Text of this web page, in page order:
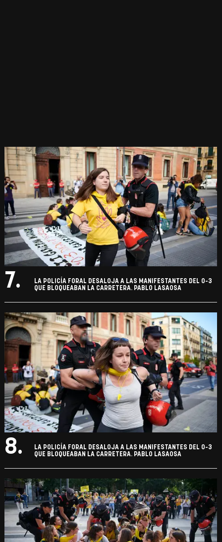
7.
LA POLICÍA FORAL DESALOJA A LAS MANIFESTANTES DEL 0-3
QUE BLOQUEABAN LA CARRETERA. PABLO LASAOSA
8.
LA POLICÍA FORAL DESALOJA A LAS MANIFESTANTES DEL 0-3
QUE BLOQUEABAN LA CARRETERA. PABLO LASAOSA